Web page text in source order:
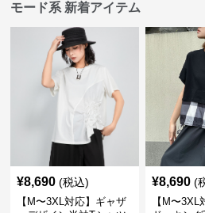
モード系 新着アイテム
¥8,690 (税込)
【M〜3XL対応】ギャザ
¥8,690 (
【M〜